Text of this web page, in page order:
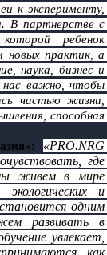
к эксперименту,
В партнерстве с
ребенок
новых практик, а
наука, бизнес и
нас важно, чтобы
частью жизни,
способная
: «PRO.NRG
где
живем в мире
и
одним
развивать в
увлекает,
как